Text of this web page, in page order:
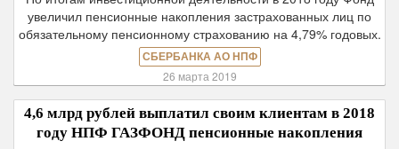
увеличил пенсионные накопления застрахованных лиц по
обязательному пенсионному страхованию на 4,79% годовых.
СБЕРБАНКА АО НПФ
26 марта 2019
4,6 млрд рублей выплатил своим клиентам в 2018
году НПФ ГАЗФОНД пенсионные накопления